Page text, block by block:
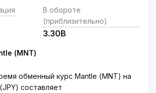
В обороте
(приблизительно)
3.30B
(MNT)
обменный курс Mantle (MNT) на
составляет